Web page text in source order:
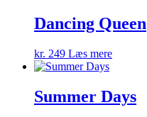
Dancing Queen
kr. 249 Læs mere
Summer Days